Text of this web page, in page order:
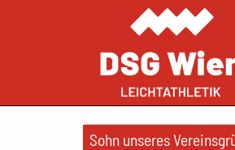
Sohn unseres